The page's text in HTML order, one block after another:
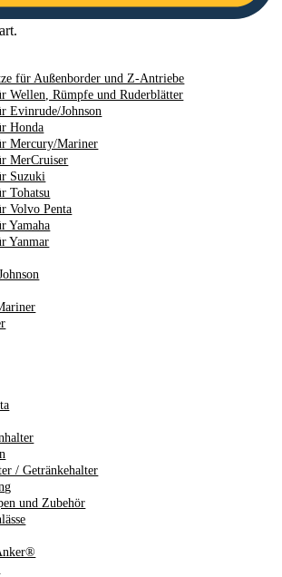
für Außenborder und Z-Antriebe
Wellen, Rümpfe und Ruderblätter
Evinrude/Johnson
Honda
Mercury/Mariner
MerCruiser
Suzuki
Tohatsu
Volvo Penta
Yamaha
Yanmar
/ Getränkehalter
und Zubehör